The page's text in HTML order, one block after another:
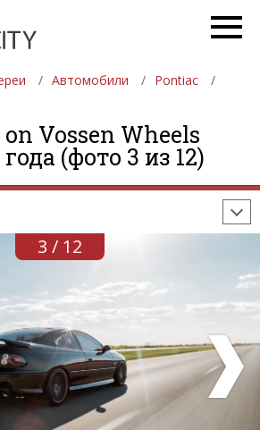
Автомобили
Pontiac
Vossen Wheels
года (фото 3 из 12)
АВТОМОБИЛИ
ДЕВУШКИ
1
3 / 12